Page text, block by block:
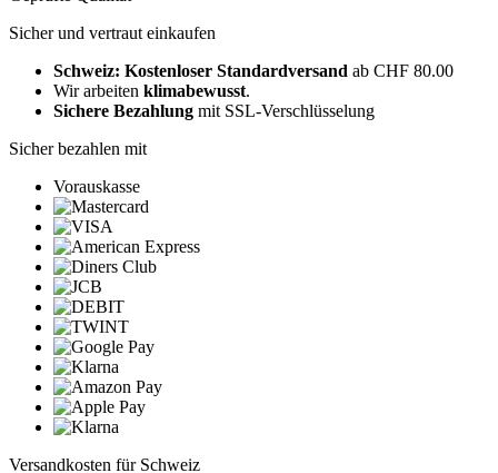
Sicher und vertraut einkaufen
Schweiz: Kostenloser Standardversand ab CHF 80.00
Wir arbeiten klimabewusst.
Sichere Bezahlung mit SSL-Verschlüsselung
Sicher bezahlen mit
Vorauskasse
Versandkosten für Schweiz